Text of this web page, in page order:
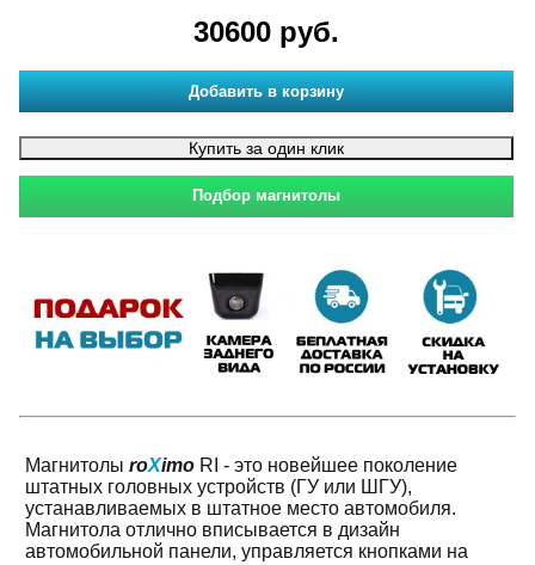
30600 руб.
Магнитолы roXimo RI - это новейшее поколение
штатных головных устройств (ГУ или ШГУ),
устанавливаемых в штатное место автомобиля.
Магнитола отлично вписывается в дизайн
автомобильной панели, управляется кнопками на